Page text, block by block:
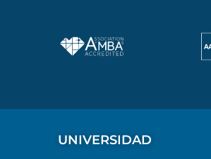
UNIVERSIDAD